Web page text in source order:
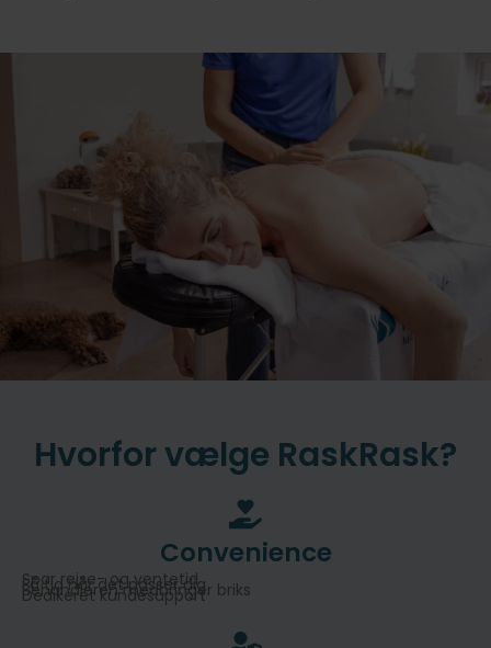
Hvorfor vælge RaskRask?
Convenience
Spar rejse- og ventetid
Få tid når det passer dig
Behandleren medbringer briks
Dedikeret kundesupport